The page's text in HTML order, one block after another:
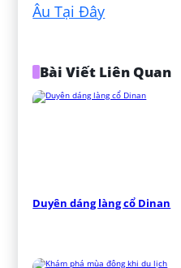
Âu Tại Đây
Bài Viết Liên Quan
Duyên dáng làng cổ Dinan